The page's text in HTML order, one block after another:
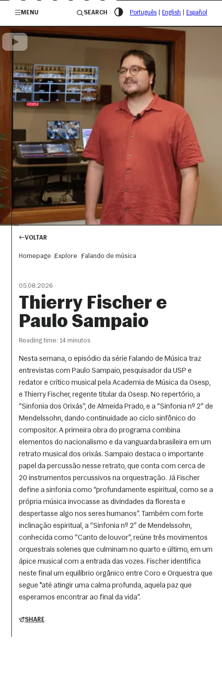
/governosp
MENU
SEARCH Português English Español
VOLTAR
Homepage Explore Falando de música
05.08.2026
Thierry Fischer e
Paulo Sampaio
Reading time: 14 minutos
Nesta semana, o episódio da série Falando de Música traz
entrevistas com Paulo Sampaio, pesquisador da USP e
redator e crítico musical pela Academia de Música da Osesp,
e Thierry Fischer, regente titular da Osesp. No repertório, a
“Sinfonia dos Orixás”, de Almeida Prado, e a “Sinfonia nº 2” de
Mendelssohn, dando continuidade ao ciclo sinfônico do
compositor. A primeira obra do programa combina
elementos do nacionalismo e da vanguarda brasileira em um
retrato musical dos orixás. Sampaio destaca o importante
papel da percussão nesse retrato, que conta com cerca de
20 instrumentos percussivos na orquestração. Já Fischer
define a sinfonia como “profundamente espiritual, como se a
própria música invocasse as divindades da floresta e
despertasse algo nos seres humanos”. Também com forte
inclinação espiritual, a “Sinfonia nº 2” de Mendelssohn,
conhecida como “Canto de louvor”, reúne três movimentos
orquestrais solenes que culminam no quarto e último, em um
ápice musical com a entrada das vozes. Fischer identifica
neste final um equilíbrio orgânico entre Coro e Orquestra que
segue "até atingir uma calma profunda, aquela paz que
esperamos encontrar ao final da vida”.
SHARE